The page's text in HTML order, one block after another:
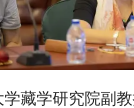
藏学研究院副